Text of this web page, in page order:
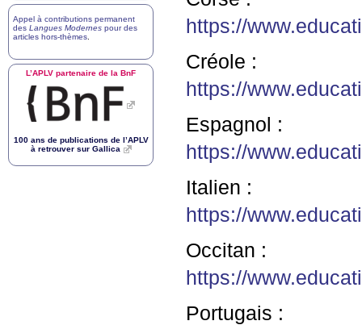
https://
Créole :
https://
Espagnol :
https://
Italien :
https://
Occitan :
https://
Portugais :
Appel à contributions permanent
des Langues Modernes pour des
articles hors-thèmes
L’APLV partenaire de la BnF
100 ans de publications de l’APLV
à retrouver sur Gallica